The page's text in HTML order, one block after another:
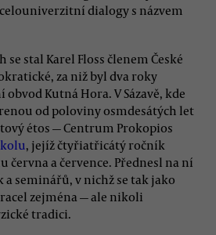
dialogy s názvem
se stal Karel Floss členem České
za niž byl dva roky
Kutná Hora. V Sázavě, kde
od poloviny osmdesátých let
étos — Centrum Prokopios
, jejíž čtyřiatřicátý ročník
června a července. Přednesl na ní
a seminářů, v nichž se tak jako
zejména — ale nikoli
tradici.